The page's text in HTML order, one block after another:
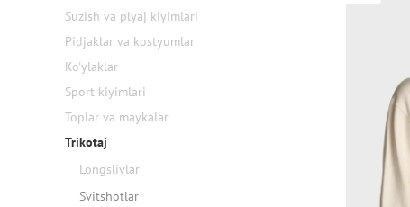
Suzish va plyaj kiyimlari
Pidjaklar va kostyumlar
Ko'ylaklar
Sport kiyimlari
Toplar va maykalar
Trikotaj
Longslivlar
Svitshotlar